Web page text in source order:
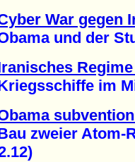
War gegen
und der
im
zweier Atom-